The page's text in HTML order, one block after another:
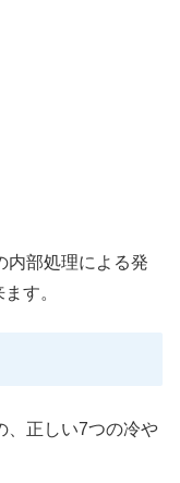
内部処理による発
す。
、正しい7つの冷や